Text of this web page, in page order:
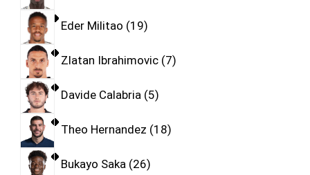
Eder Militao 19
Zlatan Ibrahimovic 7
Davide Calabria 5
Theo Hernandez 18
Bukayo Saka 26